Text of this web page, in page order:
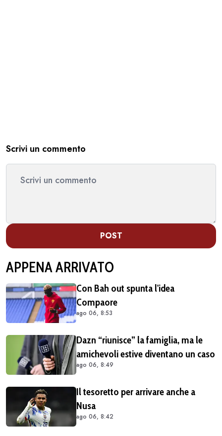
Scrivi un commento
POST
APPENA ARRIVATO
Con Bah out spunta l'idea
Compaore
ago 06, 8:53
Dazn “riunisce” la famiglia, ma le
amichevoli estive diventano un caso
ago 06, 8:49
Il tesoretto per arrivare anche a
Nusa
ago 06, 8:42